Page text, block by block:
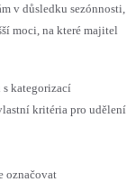
v důsledku sezónnosti,
moci, na které majitel
kategorizací
kritéria pro udělení
označovat